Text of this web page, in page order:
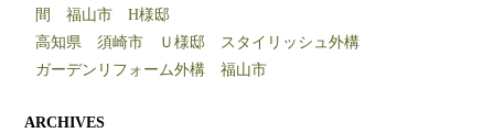
間 福山市 H様邸
高知県 須崎市 Ｕ様邸 スタイリッシュ外構
ガーデンリフォーム外構 福山市
ARCHIVES